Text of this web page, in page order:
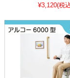
¥3,120(税